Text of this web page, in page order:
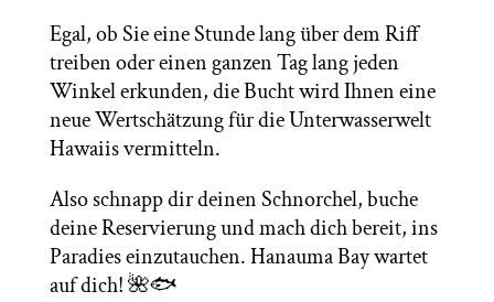
Egal, ob Sie eine Stunde lang über dem Riff
treiben oder einen ganzen Tag lang jeden
Winkel erkunden, die Bucht wird Ihnen eine
neue Wertschätzung für die Unterwasserwelt
Hawaiis vermitteln.
Also schnapp dir deinen Schnorchel, buche
deine Reservierung und mach dich bereit, ins
Paradies einzutauchen. Hanauma Bay wartet
auf dich! 🌺🐟